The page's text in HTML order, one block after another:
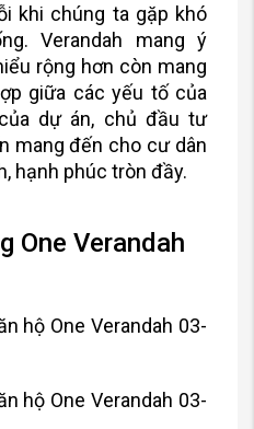
khi chúng ta gặp khó
Verandah mang ý
rộng hơn còn mang
giữa các yếu tố của
dự án, chủ đầu tư
mang đến cho cư dân
hạnh phúc tròn đầy.
One Verandah